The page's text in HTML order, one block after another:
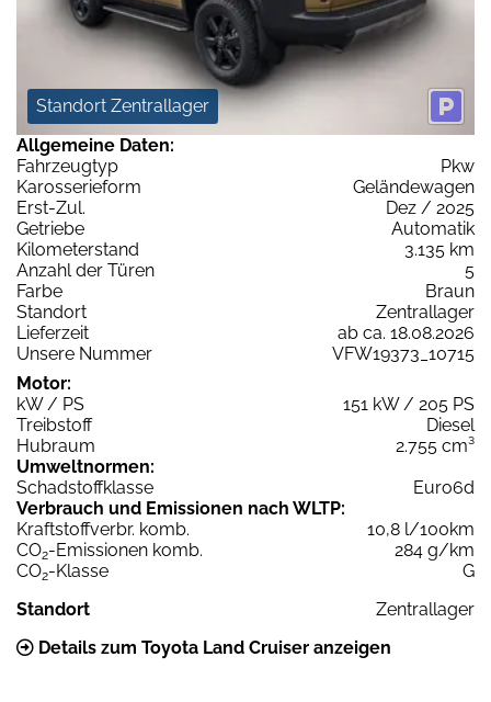
Standort Zentrallager
Allgemeine Daten:
Fahrzeugtyp
Pkw
Karosserieform
Geländewagen
Erst-Zul.
Dez / 2025
Getriebe
Automatik
Kilometerstand
3.135 km
Anzahl der Türen
5
Farbe
Braun
Standort
Zentrallager
Lieferzeit
ab ca. 18.08.2026
Unsere Nummer
VFW19373_10715
Motor:
kW / PS
151 kW / 205 PS
Treibstoff
Diesel
Hubraum
2.755 cm³
Umweltnormen:
Schadstoffklasse
Euro6d
Verbrauch und Emissionen nach WLTP:
Kraftstoffverbr. komb.
10,8 l/100km
CO2-Emissionen komb.
284 g/km
CO2-Klasse
G
Standort
Zentrallager
Details zum Toyota Land Cruiser anzeigen